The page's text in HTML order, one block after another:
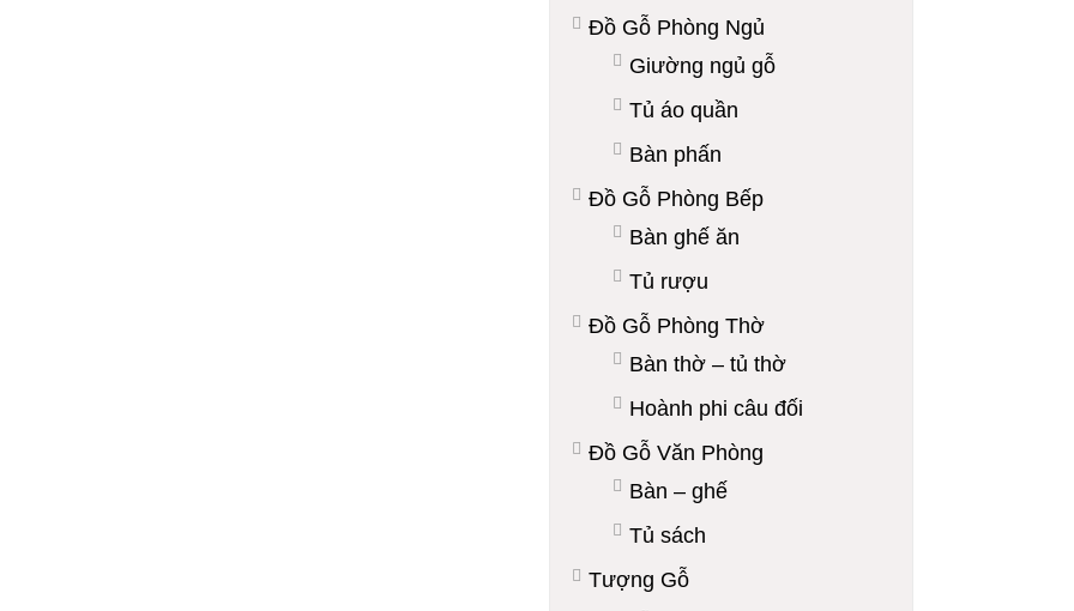
Đồ Gỗ Phòng Ngủ
Giường ngủ gỗ
Tủ áo quần
Bàn phấn
Đồ Gỗ Phòng Bếp
Bàn ghế ăn
Tủ rượu
Đồ Gỗ Phòng Thờ
Bàn thờ – tủ thờ
Hoành phi câu đối
Đồ Gỗ Văn Phòng
Bàn – ghế
Tủ sách
Tượng Gỗ